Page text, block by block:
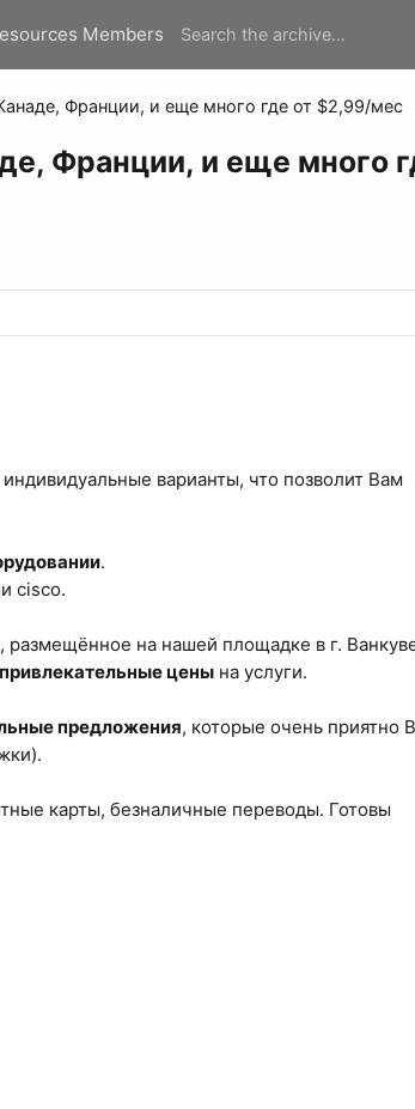
Members
Франции, и еще много где от $2,99/мес
Франции, и еще много
варианты, что позволит Вам
.
cisco.
размещённое на нашей площадке в г.
привлекательные цены на услуги.
предложения, которые очень приятно
карты, безналичные переводы. Готовы